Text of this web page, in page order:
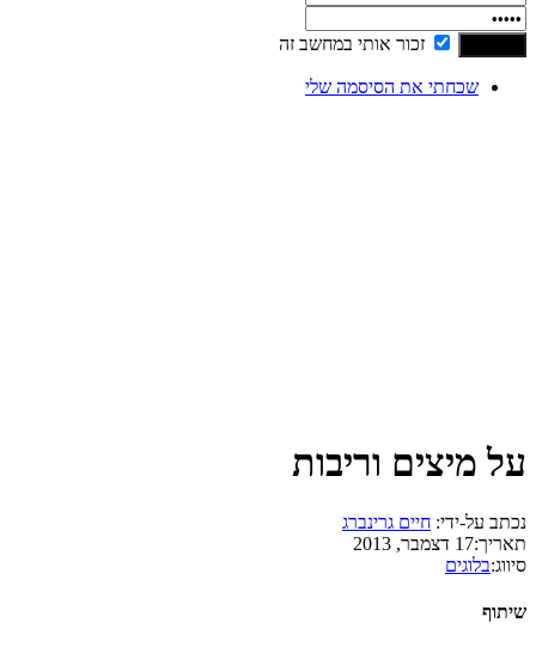
זכור אותי במחשב זה
שכחתי את הסיסמה שלי
על מיצים וריבות
נכתב על-ידי: חיים גרינברג
תאריך:17 דצמבר, 2013
סיווג:בלוגים
שיתוף